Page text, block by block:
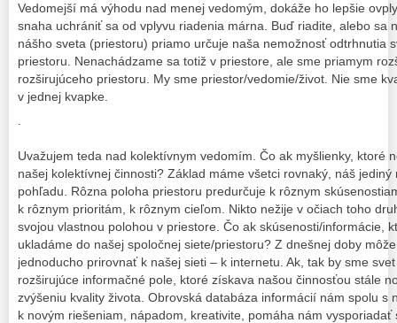
Vedomejší má výhodu nad menej vedomým, dokáže ho lepšie
snaha uchrániť sa od vplyvu riadenia márna. Buď riadite, alebo sa
nášho sveta (priestoru) priamo určuje naša nemožnosť odtrhnutia
priestoru. Nenachádzame sa totiž v priestore, ale sme priamym
rozširujúceho priestoru. My sme priestor/vedomie/život. Nie sme
v jednej kvapke.
Uvažujem teda nad kolektívnym vedomím. Čo ak myšlienky, ktoré
našej kolektívnej činnosti? Základ máme všetci rovnaký, náš
pohľadu. Rôzna poloha priestoru predurčuje k rôznym
k rôznym prioritám, k rôznym cieľom. Nikto nežije v očiach toho
svojou vlastnou polohou v priestore. Čo ak skúsenosti/informácie,
ukladáme do našej spoločnej siete/priestoru? Z dnešnej doby
jednoducho prirovnať k našej sieti – k internetu. Ak, tak by sme
rozširujúce informačné pole, ktoré získava našou činnosťou stále
zvýšeniu kvality života. Obrovská databáza informácií nám spolu s
k novým riešeniam, nápadom, kreativite, pomáha nám